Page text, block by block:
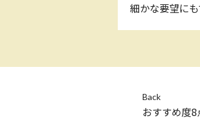
細かな要望に
Back
おすすめ度